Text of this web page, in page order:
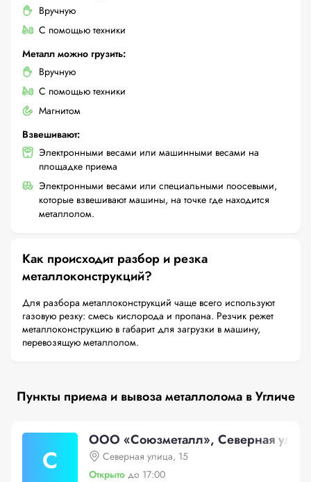
Вручную
С помощью техники
Металл можно грузить:
Вручную
С помощью техники
Магнитом
Взвешивают:
Электронными весами или машинными весами на
площадке приема
Электронными весами или специальными поосевыми,
которые взвешивают машины, на точке где находится
металлолом.
Как происходит разбор и резка
металлоконструкций?
Для разбора металлоконструкций чаще всего используют
газовую резку: смесь кислорода и пропана. Резчик режет
металлоконструкцию в габарит для загрузки в машину,
перевозящую металлолом.
Пункты приема и вывоза металлолома в Угличе
С
ООО «Союзметалл», Северная
Северная улица, 15
Открыто до 17:00